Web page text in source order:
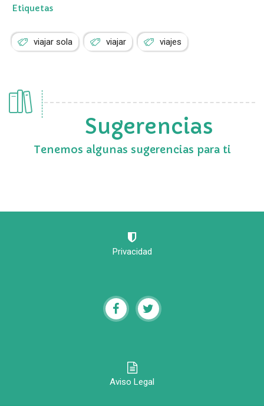
Etiquetas
viajar sola viajar viajes
Sugerencias
Tenemos algunas sugerencias para ti
Privacidad
Aviso Legal